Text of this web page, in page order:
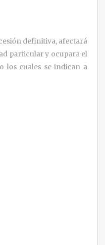
definitiva, afectará
particular y ocupara el
los cuales se indican a